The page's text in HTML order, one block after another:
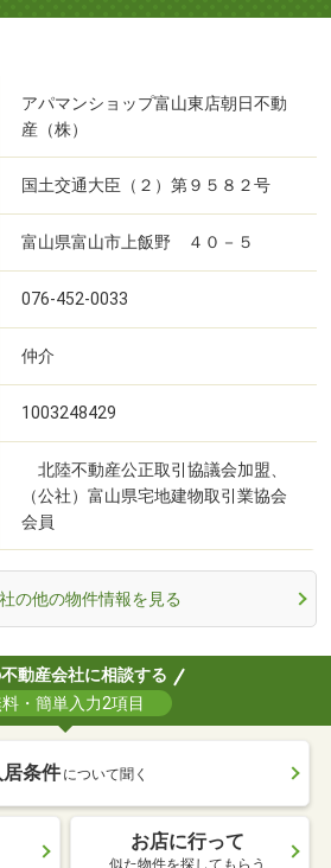
アパマンショップ富山東店朝日不動
産（株）
国土交通大臣（２）第９５８２号
富山県富山市上飯野 ４０－５
076-452-0033
仲介
1003248429
北陸不動産公正取引協議会加盟、
（公社）富山県宅地建物取引業協会
会員
の他の物件情報を見る
動産会社に相談する
・簡単入力2項目
居条件 について聞く
お店に行って